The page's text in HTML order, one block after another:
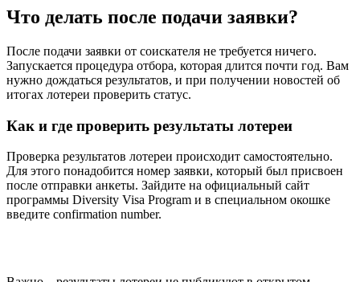
Что делать после подачи заявки?
После подачи заявки от соискателя не требуется ничего.
Запускается процедура отбора, которая длится почти год. Вам
нужно дождаться результатов, и при получении новостей об
итогах лотереи проверить статус.
Как и где проверить результаты лотереи
Проверка результатов лотереи происходит самостоятельно.
Для этого понадобится номер заявки, который был присвоен
после отправки анкеты. Зайдите на официальный сайт
программы Diversity Visa Program и в специальном окошке
введите confirmation number.